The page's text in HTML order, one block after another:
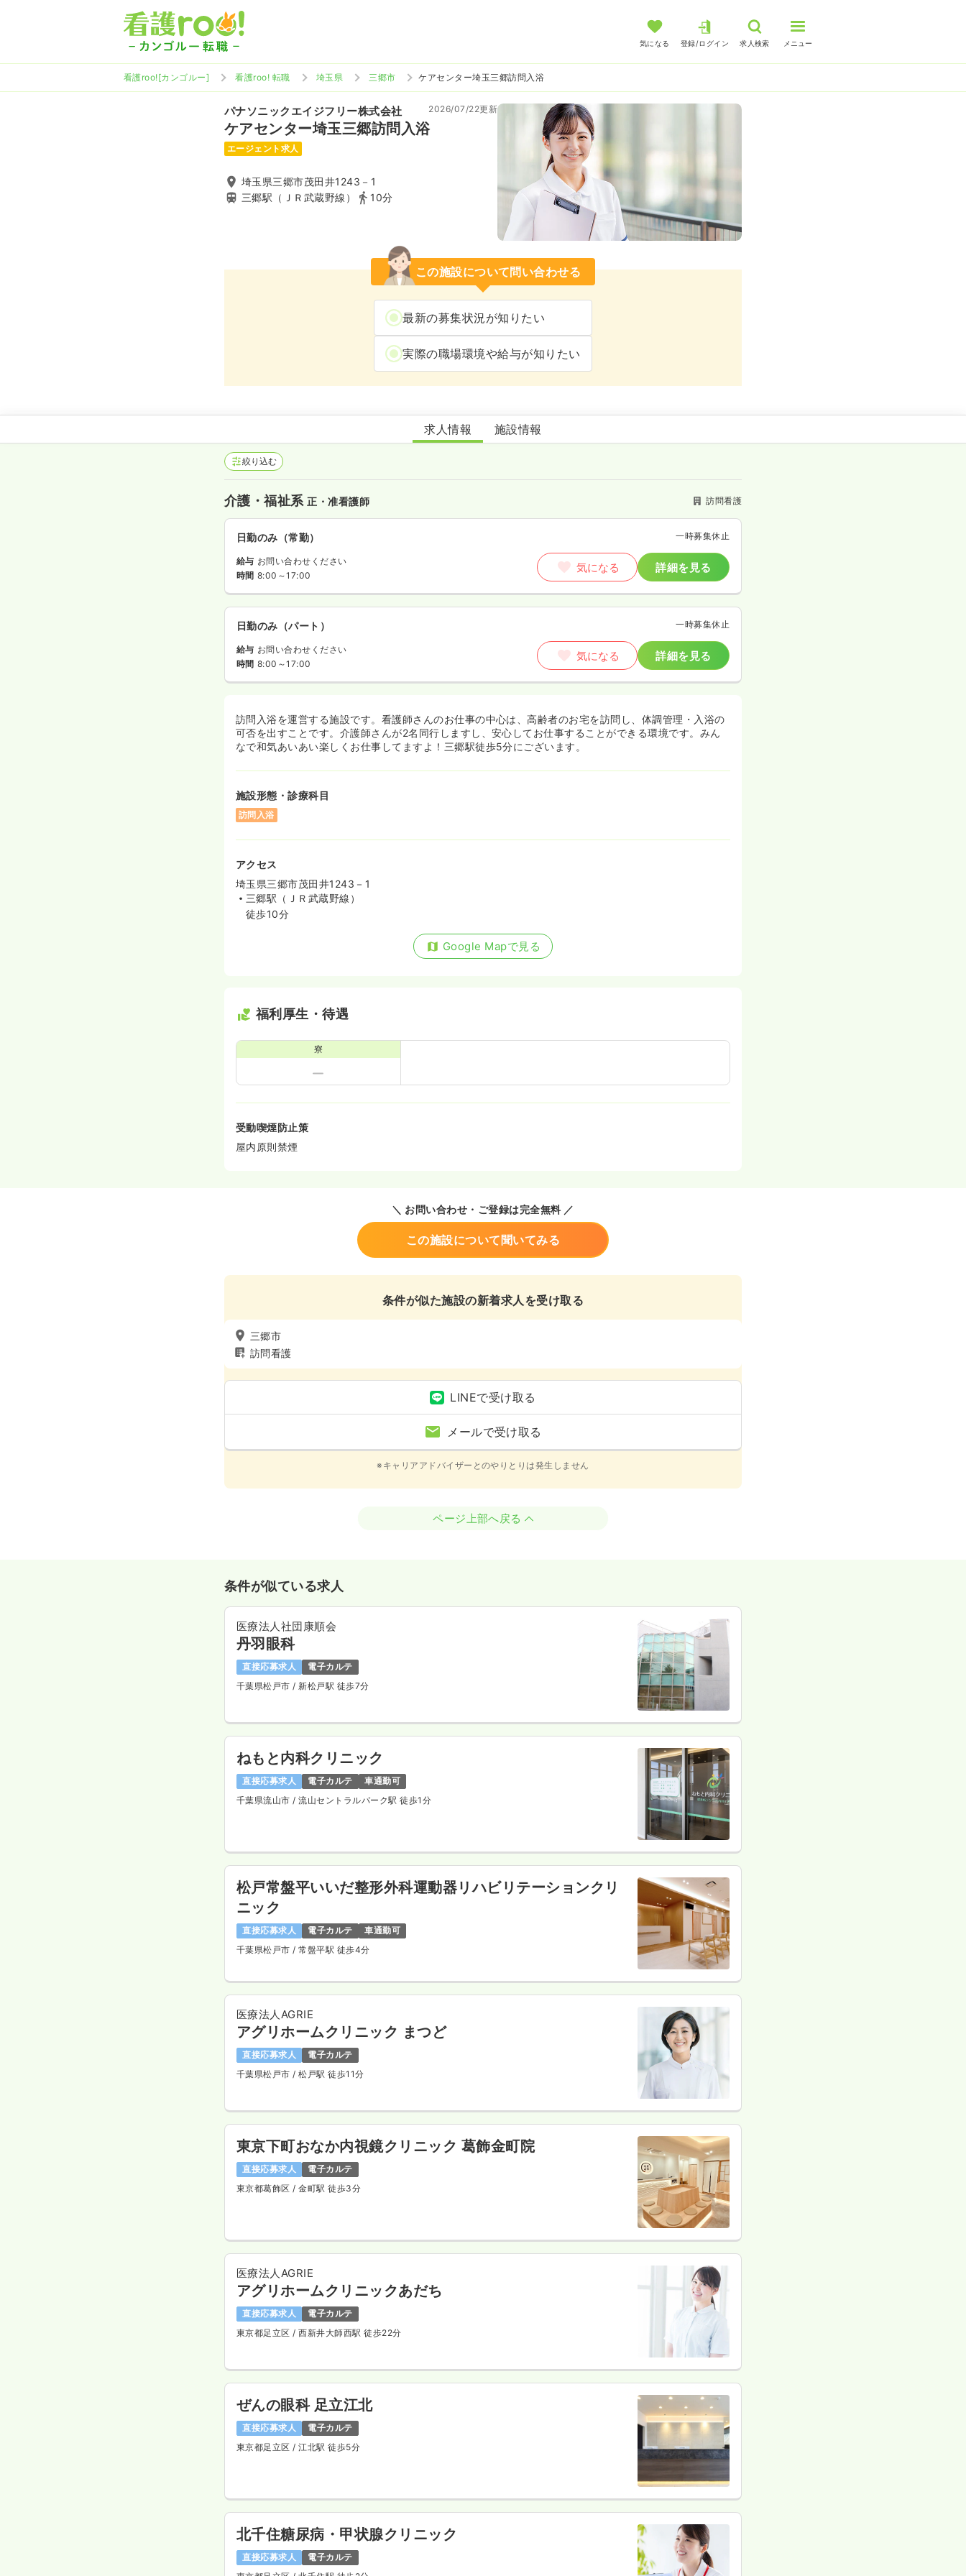
気になる 登録/ログイン 求人検索 メニュー
看護roo![カンゴルー] 看護roo! 転職 埼玉県 三郷市 ケアセンター埼玉三郷訪問入浴
パナソニックエイジフリー株式会社
ケアセンター埼玉三郷訪問入浴
2026/07/22更新
エージェント求人
埼玉県三郷市茂田井1243－1
三郷駅（ＪＲ武蔵野線）
10分
この施設について問い合わせる
最新の募集状況が知りたい
実際の職場環境や給与が知りたい
ケアセンター埼玉三郷訪問入浴
求人情報 施設情報
絞り込む
介護・福祉系正・准看護師 訪問看護
日勤のみ（常勤） 一時募集休止
給与 お問い合わせください
時間 8:00～17:00
気になる 詳細を見る
日勤のみ（パート） 一時募集休止
給与 お問い合わせください
時間 8:00～17:00
気になる 詳細を見る
訪問入浴を運営する施設です。看護師さんのお仕事の中心は、高齢者のお宅を訪問し、体調管理・入浴の
可否を出すことです。介護師さんが2名同行しますし、安心してお仕事することができる環境です。みん
なで和気あいあい楽しくお仕事してますよ！三郷駅徒歩5分にございます。
施設形態・診療科目
訪問入浴
アクセス
埼玉県三郷市茂田井1243－1
三郷駅（ＪＲ武蔵野線）
徒歩10分
Google Mapで見る
福利厚生・待遇
寮
受動喫煙防止策
屋内原則禁煙
＼ お問い合わせ・ご登録は完全無料 ／
この施設について聞いてみる
条件が似た施設の新着求人を受け取る
三郷市
訪問看護
LINEで受け取る
メールで受け取る
※キャリアアドバイザーとのやりとりは発生しません
ページ上部へ戻る
条件が似ている求人
医療法人社団康順会
丹羽眼科
直接応募求人
電子カルテ
千葉県松戸市 / 新松戸駅 徒歩7分
ねもと内科クリニック
直接応募求人 電子カルテ
車通勤可
千葉県流山市 / 流山セントラルパーク駅 徒歩1分
松戸常盤平いいだ整形外科運動器リハビリテーションクリ
ニック
直接応募求人 電子カルテ
車通勤可
千葉県松戸市 / 常盤平駅 徒歩4分
医療法人AGRIE
アグリホームクリニック まつど
直接応募求人
電子カルテ
千葉県松戸市 / 松戸駅 徒歩11分
東京下町おなか内視鏡クリニック 葛飾金町院
直接応募求人
電子カルテ
東京都葛飾区 / 金町駅 徒歩3分
医療法人AGRIE
アグリホームクリニックあだち
直接応募求人
電子カルテ
東京都足立区 / 西新井大師西駅 徒歩22分
ぜんの眼科 足立江北
直接応募求人
電子カルテ
東京都足立区 / 江北駅 徒歩5分
北千住糖尿病・甲状腺クリニック
直接応募求人
電子カルテ